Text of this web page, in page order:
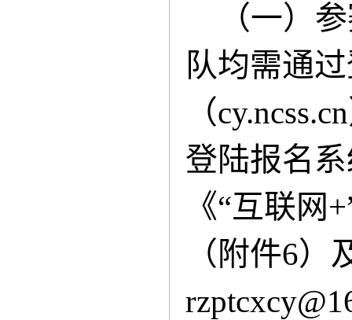
（一）
队均需通过
（
登陆报名
《“互联
（附件6）